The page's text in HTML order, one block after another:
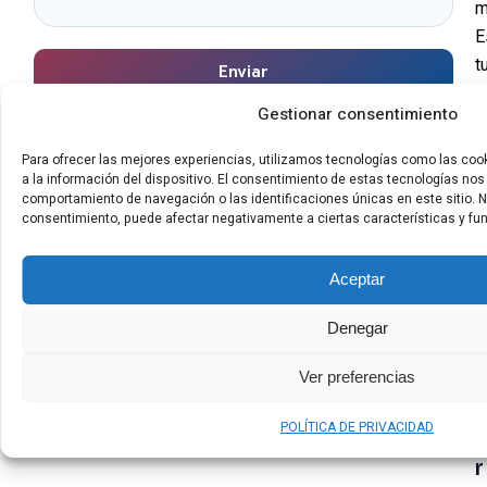
Gestionar consentimiento
Para ofrecer las mejores experiencias, utilizamos tecnologías como las
a la información del dispositivo. El consentimiento de estas tecnologías
comportamiento de navegación o las identificaciones únicas en este sitio.
consentimiento, puede afectar negativamente a ciertas características y
Aceptar
Denegar
Ver preferencias
POLÍTICA DE PRIVACIDAD
Enviar
y
r